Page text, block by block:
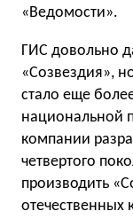
«Ведомости».
ГИС довольно
«Созвездия»,
стало еще
национальной
компании
четвертого
производить
отечественных